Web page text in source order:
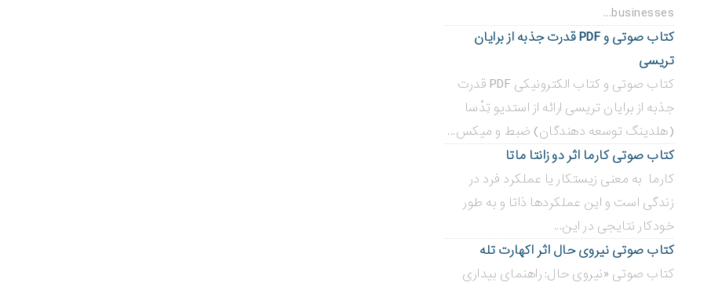
businesses...
کتاب صوتی و PDF قدرت جذبه از برایان
تریسی
کتاب صوتی و کتاب الکترونیکی PDF قدرت
جذبه از برایان تریسی ارائه از استدیو تِدْسا
(هلدینگ توسعه دهندگان) ضبط و میکس...
کتاب صوتی کارما اثر دو زانتا ماتا
کارما به معنی زیستکار یا عملکرد فرد در
زندگی است و این عملکردها ذاتا و به طور
خودکار نتایجی در این...
کتاب صوتی نیروی حال اثر اکهارت تله
کتاب صوتی «نیروی حال: راهنمای بیداری